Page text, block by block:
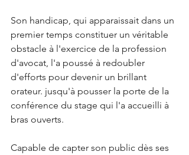
Son handicap, qui apparaissait dans un
premier temps constituer un véritable
obstacle à l'exercice de la profession
d'avocat, l'a poussé à redoubler
d'efforts pour devenir un brillant
orateur. jusqu'à pousser la porte de la
conférence du stage qui l'a accueilli à
bras ouverts.
Capable de capter son public dès ses